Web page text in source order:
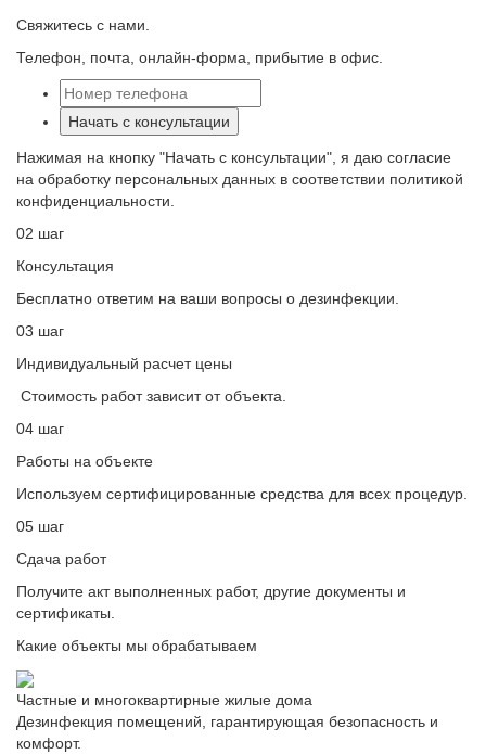
Свяжитесь с нами.
Телефон, почта, онлайн-форма, прибытие в офис.
Начать с консультации
Нажимая на кнопку "Начать с консультации", я даю согласие
на обработку персональных данных в соответствии политикой
конфиденциальности.
02 шаг
Консультация
Бесплатно ответим на ваши вопросы о дезинфекции.
03 шаг
Индивидуальный расчет цены
Стоимость работ зависит от объекта.
04 шаг
Работы на объекте
Используем сертифицированные средства для всех процедур.
05 шаг
Сдача работ
Получите акт выполненных работ, другие документы и
сертификаты.
Какие объекты мы обрабатываем
Частные и многоквартирные жилые дома
Дезинфекция помещений, гарантирующая безопасность и
комфорт.